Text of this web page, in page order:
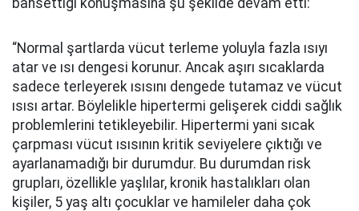
bahsettiği konuşmasına şu şekilde devam etti:
“Normal şartlarda vücut terleme yoluyla fazla ısıyı
atar ve ısı dengesi korunur. Ancak aşırı sıcaklarda
sadece terleyerek ısısını dengede tutamaz ve vücut
ısısı artar. Böylelikle hipertermi gelişerek ciddi sağlık
problemlerini tetikleyebilir. Hipertermi yani sıcak
çarpması vücut ısısının kritik seviyelere çıktığı ve
ayarlanamadığı bir durumdur. Bu durumdan risk
grupları, özellikle yaşlılar, kronik hastalıkları olan
kişiler, 5 yaş altı çocuklar ve hamileler daha çok